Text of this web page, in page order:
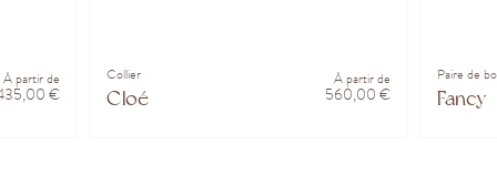
À partir de
€
Collier
Cloé
À partir de
560,00 €
Paire de
Fancy